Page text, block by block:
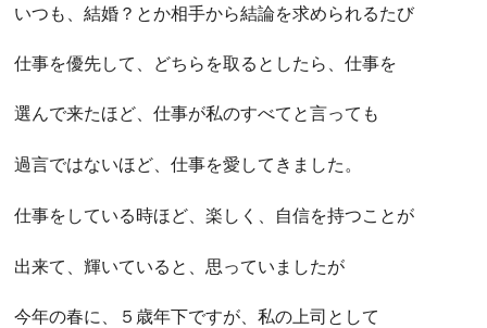
いつも、結婚？とか相手から結論を求められるたび
仕事を優先して、どちらを取るとしたら、仕事を
選んで来たほど、仕事が私のすべてと言っても
過言ではないほど、仕事を愛してきました。
仕事をしている時ほど、楽しく、自信を持つことが
出来て、輝いていると、思っていましたが
今年の春に、５歳年下ですが、私の上司として